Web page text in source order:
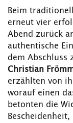
Beim
erneut vier
Abend zurück
authentische
dem Abschluss
Christian
erzählten von
worauf einen
betonten die